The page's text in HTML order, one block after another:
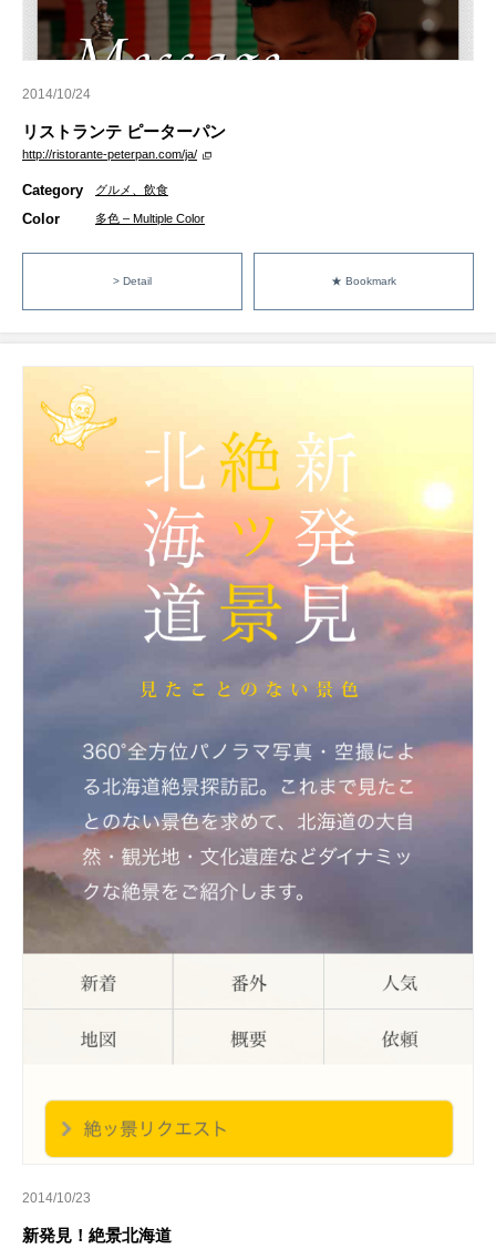
2014/10/24
リストランテ ピーターパン
http://ristorante-peterpan.com/ja/
Category グルメ、飲食
Color 多色 – Multiple Color
> Detail ★ Bookmark
2014/10/23
新発見！絶景北海道